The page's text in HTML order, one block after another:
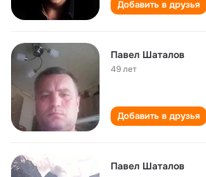
Добавить в друзья
Павел Шаталов
49 лет
Добавить в друзья
Павел Шаталов